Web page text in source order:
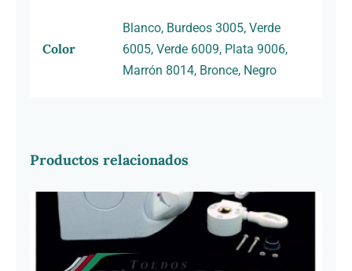
Color
Blanco, Burdeos 3005, Verde
6005, Verde 6009, Plata 9006,
Marrón 8014, Bronce, Negro
Productos relacionados